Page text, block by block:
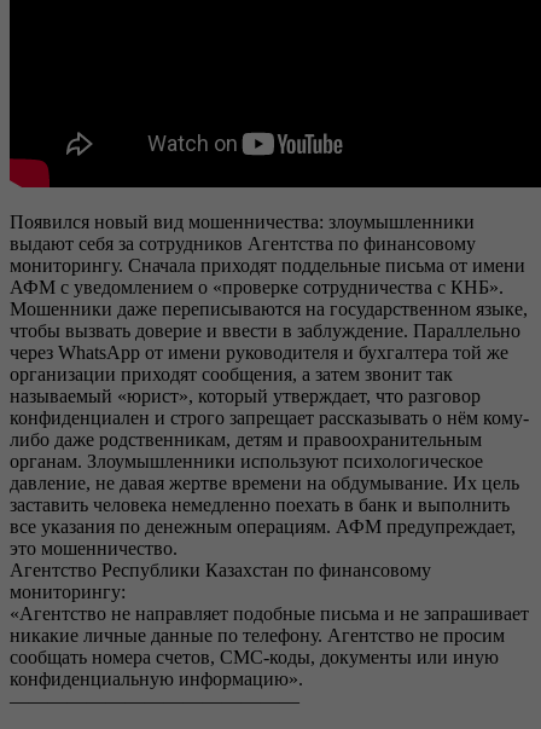
Появился новый вид мошенничества: злоумышленники
выдают себя за сотрудников Агентства по финансовому
мониторингу. Сначала приходят поддельные письма от имени
АФМ с уведомлением о «проверке сотрудничества с КНБ».
Мошенники даже переписываются на государственном языке,
чтобы вызвать доверие и ввести в заблуждение. Параллельно
через WhatsApp от имени руководителя и бухгалтера той же
организации приходят сообщения, а затем звонит так
называемый «юрист», который утверждает, что разговор
конфиденциален и строго запрещает рассказывать о нём кому-
либо даже родственникам, детям и правоохранительным
органам. Злоумышленники используют психологическое
давление, не давая жертве времени на обдумывание. Их цель
заставить человека немедленно поехать в банк и выполнить
все указания по денежным операциям. АФМ предупреждает,
это мошенничество.
Агентство Республики Казахстан по финансовому
мониторингу:
«Агентство не направляет подобные письма и не запрашивает
никакие личные данные по телефону. Агентство не просим
сообщать номера счетов, СМС-коды, документы или иную
конфиденциальную информацию».
———————————————